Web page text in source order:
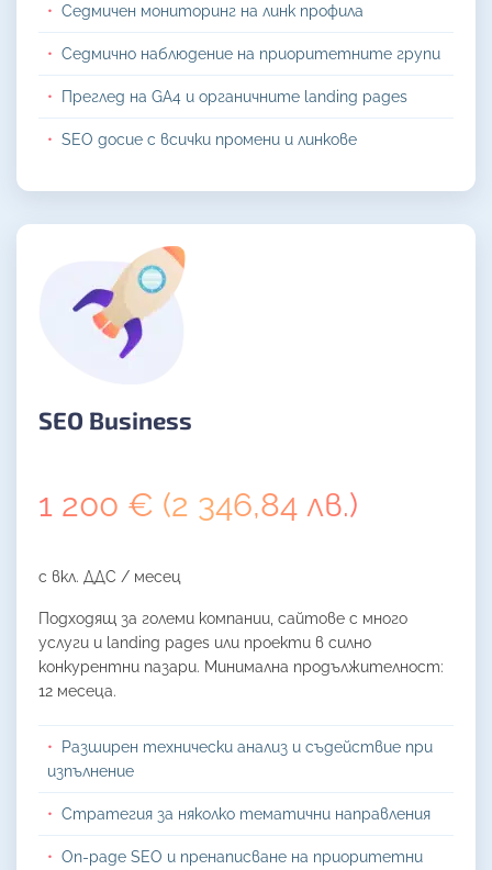
Седмичен мониторинг на линк профила
Седмично наблюдение на приоритетните групи
Преглед на GA4 и органичните landing pages
SEO досие с всички промени и линкове
SEO Business
1 200 € (2 346,84 лв.)
с вкл. ДДС / месец
Подходящ за големи компании, сайтове с много
услуги и landing pages или проекти в силно
конкурентни пазари. Минимална продължителност:
12 месеца.
Разширен технически анализ и съдействие при
изпълнение
Стратегия за няколко тематични направления
On-page SEO и пренаписване на приоритетни